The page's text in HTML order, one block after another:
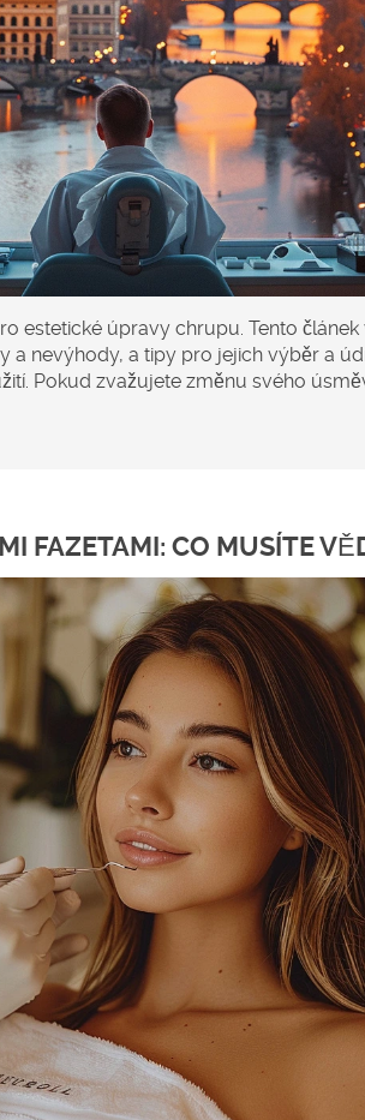
estetické úpravy chrupu. Tento
a nevýhody, a tipy pro jejich výběr a
Pokud zvažujete změnu svého
FAZETAMI: CO MUSÍTE